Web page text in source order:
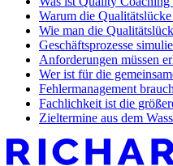
Warum die
Wie man die
Geschäftsprozesse
Anforderungen müssen
Wer ist für die
Fehlermanagement
Fachlichkeit ist die
Zieltermine aus dem